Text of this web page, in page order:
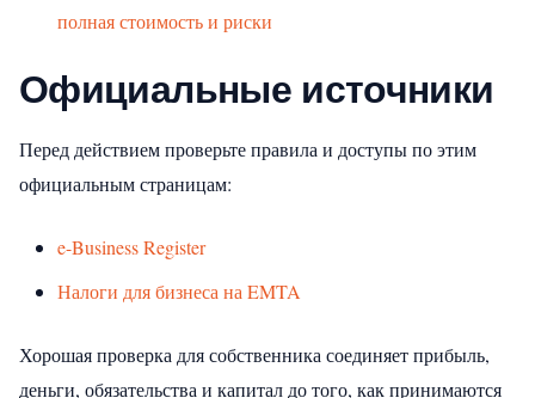
полная стоимость и риски
Официальные источники
Перед действием проверьте правила и доступы по этим
официальным страницам:
e-Business Register
Налоги для бизнеса на EMTA
Хорошая проверка для собственника соединяет прибыль,
деньги, обязательства и капитал до того, как принимаются